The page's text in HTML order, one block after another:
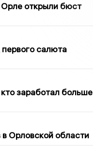
открыли бюст
салюта
заработал больше
Орловской области